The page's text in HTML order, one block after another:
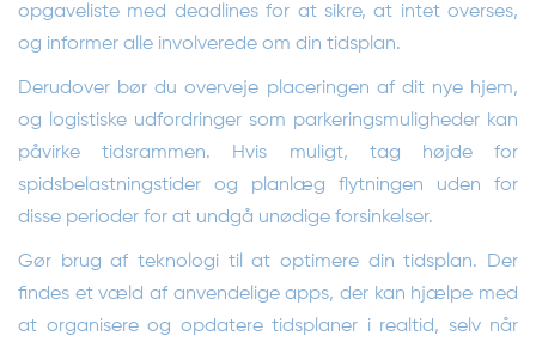
opgaveliste med deadlines for at sikre, at intet overses,
og informer alle involverede om din tidsplan.
Derudover bør du overveje placeringen af dit nye hjem,
og logistiske udfordringer som parkeringsmuligheder kan
påvirke tidsrammen. Hvis muligt, tag højde for
spidsbelastningstider og planlæg flytningen uden for
disse perioder for at undgå unødige forsinkelser.
Gør brug af teknologi til at optimere din tidsplan. Der
findes et væld af anvendelige apps, der kan hjælpe med
at organisere og opdatere tidsplaner i realtid, selv når